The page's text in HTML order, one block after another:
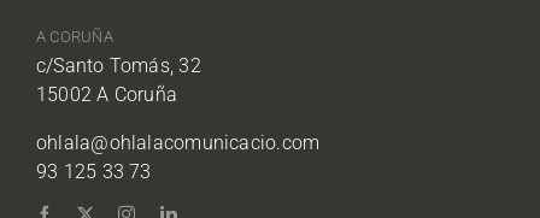
A CORUÑA
c/Santo Tomás, 32
15002 A Coruña
ohlala@ohlalacomunicacio.com
93 125 33 73